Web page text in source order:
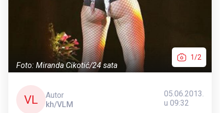
Foto: Miranda Cikotić/24 sata
1/2
VL
Autor
kh/VLM
05.06.2013.
u 09:32